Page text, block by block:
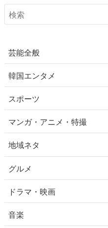
芸能全般
韓国エンタメ
スポーツ
マンガ・アニメ・特撮
地域ネタ
グルメ
ドラマ・映画
音楽